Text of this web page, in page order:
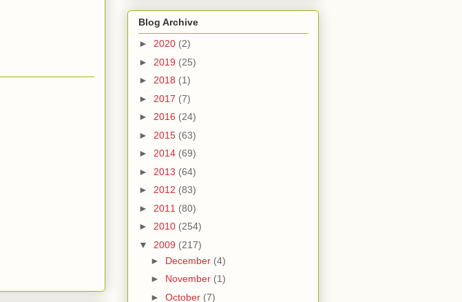
Blog Archive
► 2020 (2)
► 2019 (25)
► 2018 (1)
► 2017 (7)
► 2016 (24)
► 2015 (63)
► 2014 (69)
► 2013 (64)
► 2012 (83)
► 2011 (80)
► 2010 (254)
▼ 2009 (217)
► December (4)
► November (1)
► October (7)